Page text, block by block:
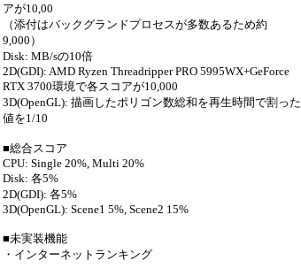
アが10,00
（添付はバックグランドプロセスが多数あるため約
9,000）
Disk: MB/sの10倍
2D(GDI): AMD Ryzen Threadripper PRO 5995WX+GeForce
RTX 3700環境で各スコアが10,000
3D(OpenGL): 描画したポリゴン数総和を再生時間で割った
値を1/10
■総合スコア
CPU: Single 20%, Multi 20%
Disk: 各5%
2D(GDI): 各5%
3D(OpenGL): Scene1 5%, Scene2 15%
■未実装機能
・インターネットランキング